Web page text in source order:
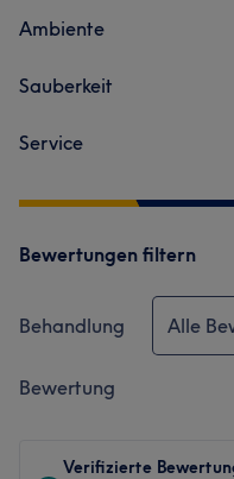
Ambiente
Sauberkeit
Service
Bewertungen filtern
Behandlung Alle
Bewertung
Verifizierte